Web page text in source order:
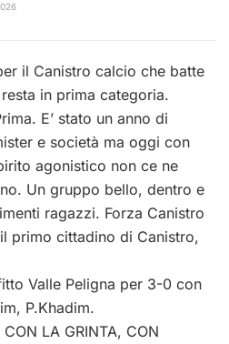
il Canistro calcio che batte
in prima categoria.
E’ stato un anno di
e società ma oggi con
agonistico non ce ne
Un gruppo bello, dentro e
ragazzi. Forza Canistro
primo cittadino di Canistro,
Valle Peligna per 3-0 con
P.Khadim.
LA GRINTA, CON